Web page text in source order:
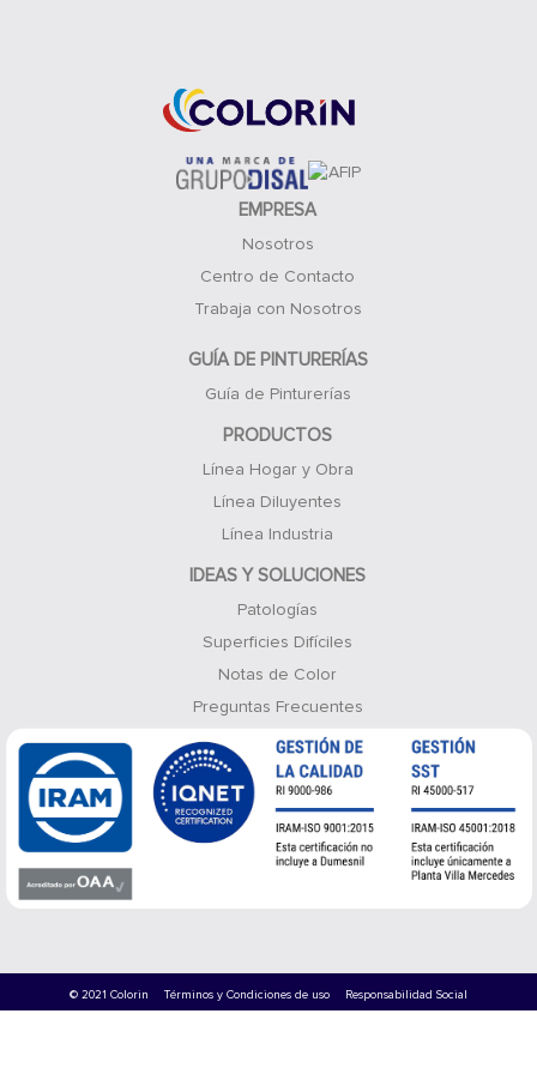
EMPRESA
Nosotros
Centro de Contacto
Trabaja con Nosotros
GUÍA DE PINTURERÍAS
Guía de Pinturerías
PRODUCTOS
Línea Hogar y Obra
Línea Diluyentes
Línea Industria
IDEAS Y SOLUCIONES
Patologías
Superficies Difíciles
Notas de Color
Preguntas Frecuentes
© 2021 Colorin Términos y Condiciones de uso Responsabilidad Social